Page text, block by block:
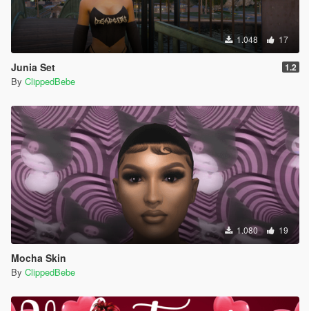
1.048 17
Junia Set 1.2
By ClippedBebe
1.080 19
Mocha Skin
By ClippedBebe